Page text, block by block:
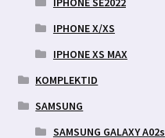
IPHONE X/XS
IPHONE XS MAX
KOMPLEKTID
SAMSUNG
SAMSUNG GALAXY A02s